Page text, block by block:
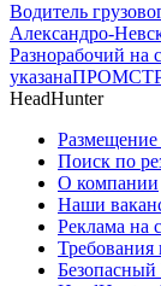
Водитель
Александро-
Разнорабочий
указана
HeadHunter
Размещение
Поиск по
О компании
Наши
Реклама на
Безопасный